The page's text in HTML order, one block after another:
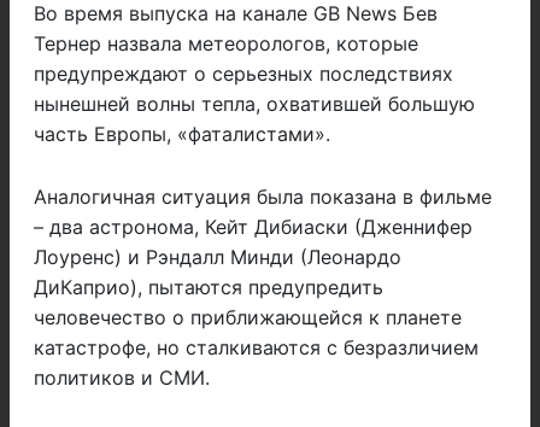
Во время выпуска на канале GB News Бев
Тернер назвала метеорологов, которые
предупреждают о серьезных последствиях
нынешней волны тепла, охватившей большую
часть Европы, «фаталистами».
Аналогичная ситуация была показана в фильме
– два астронома, Кейт Дибиаски (Дженнифер
Лоуренс) и Рэндалл Минди (Леонардо
ДиКаприо), пытаются предупредить
человечество о приближающейся к планете
катастрофе, но сталкиваются с безразличием
политиков и СМИ.